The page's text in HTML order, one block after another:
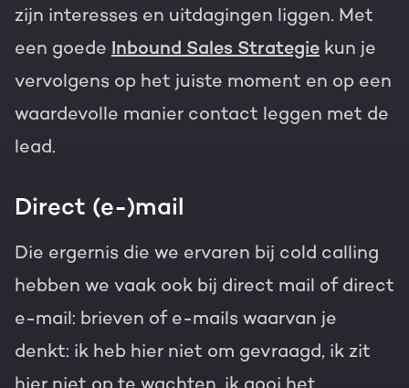
zijn interesses en uitdagingen liggen. Met
een goede Inbound Sales Strategie kun je
vervolgens op het juiste moment en op een
waardevolle manier contact leggen met de
lead.
Direct (e-)mail
Die ergernis die we ervaren bij cold calling
hebben we vaak ook bij direct mail of direct
e-mail: brieven of e-mails waarvan je
denkt: ik heb hier niet om gevraagd, ik zit
hier niet op te wachten, ik gooi het